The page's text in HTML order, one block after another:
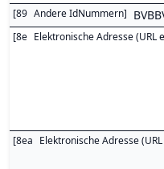
[89 Andere IdNummern]
[8e Elektronische Adresse (URL
[8ea Elektronische Adresse